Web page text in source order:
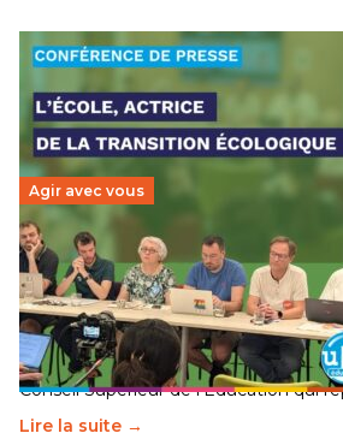
Agir avec vous
Transition écologique de
Éducation fait bouger les lignes
30 juin 2026-National
Pendant plusieurs mois, un groupe de
travaillé sur la transition écologique de
Conseil Supérieur de l’Éducation qui
Lire la suite →